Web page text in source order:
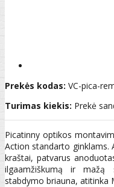
Prekės kodas: VC-pica-
Turimas kiekis: Prekė
Picatinny optikos
Action standarto ginklams.
kraštai, patvarus
ilgaamžiškumą ir mažą
stabdymo briauna, atitinka